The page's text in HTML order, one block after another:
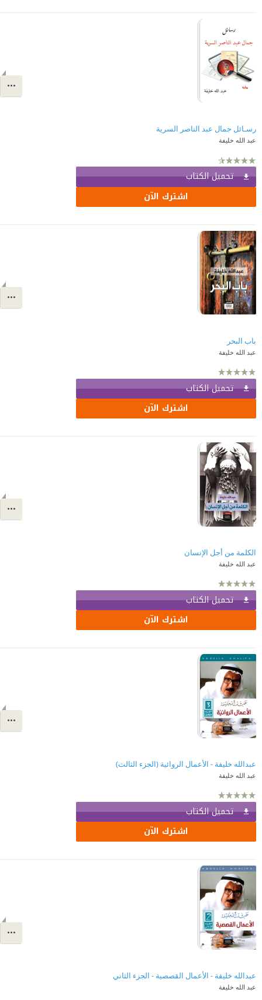
رسـائل جمال عبد الناصر السرية
عبد الله خليفة
تحميل الكتاب
اشترك الآن
باب البحر
عبد الله خليفة
تحميل الكتاب
اشترك الآن
الكلمة من أجل الإنسان
عبد الله خليفة
تحميل الكتاب
اشترك الآن
عبدالله خليفة - الأعمال الروائية (الجزء الثالث)
عبد الله خليفة
تحميل الكتاب
اشترك الآن
عبدالله خليفة - الأعمال القصصية - الجزء الثاني
عبد الله خليفة